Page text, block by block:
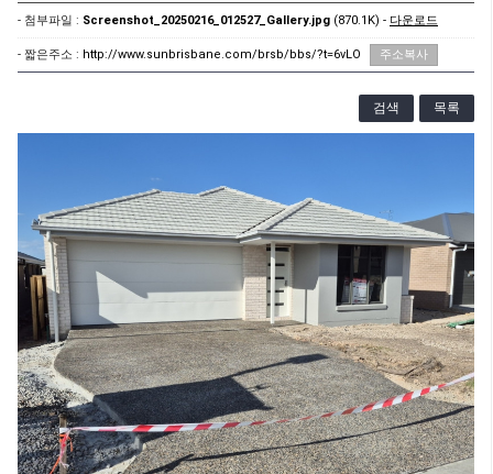
- 첨부파일 : Screenshot_20250216_012527_Gallery.jpg (870.1K) - 다운로드
- 짧은주소 : http://www.sunbrisbane.com/brsb/bbs/?t=6vLO 주소복사
검색 목록